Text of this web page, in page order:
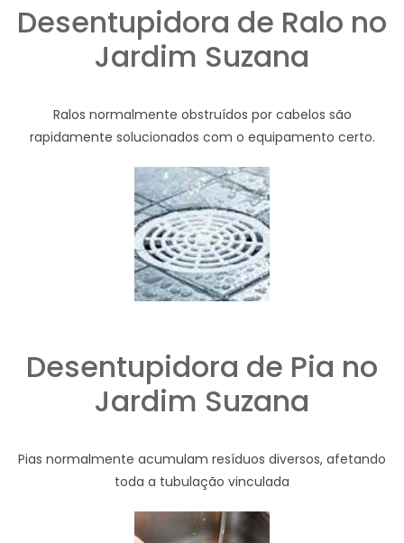
Desentupidora de Ralo no
Jardim Suzana
Ralos normalmente obstruídos por cabelos são
rapidamente solucionados com o equipamento certo.
Desentupidora de Pia no
Jardim Suzana
Pias normalmente acumulam resíduos diversos, afetando
toda a tubulação vinculada